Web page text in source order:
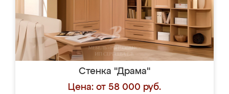
Стенка "Драма"
Цена: от 58 000 руб.